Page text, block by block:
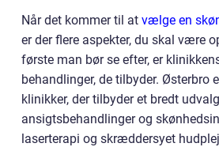
Når det kommer til at vælge en
er der flere aspekter, du skal være
første man bør se efter, er
behandlinger, de tilbyder. Østerbro
klinikker, der tilbyder et bredt
ansigtsbehandlinger og
laserterapi og skræddersyet